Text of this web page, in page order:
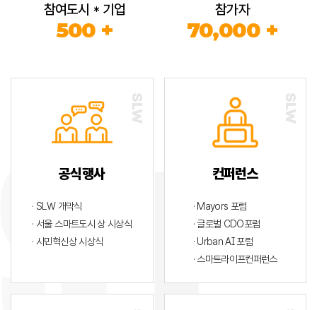
참여도시 * 기업
500 +
참가자
70,000 +
공식행사
· SLW 개막식
· 서울 스마트도시 상 시상식
· 시민혁신상 시상식
컨퍼런스
· Mayors 포럼
· 글로벌 CDO포럼
· Urban AI 포럼
· 스마트라이프컨퍼런스